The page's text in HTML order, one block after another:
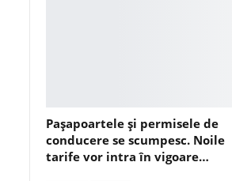
Pașapoartele și permisele de
conducere se scumpesc. Noile
tarife vor intra în vigoare…